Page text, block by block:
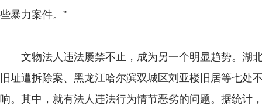
些暴力案件。”
文物法人违法屡禁不止，成为另一个明显趋势。湖
旧址遭拆除案、黑龙江哈尔滨双城区刘亚楼旧居等七处
响。其中，就有法人违法行为情节恶劣的问题。据统计